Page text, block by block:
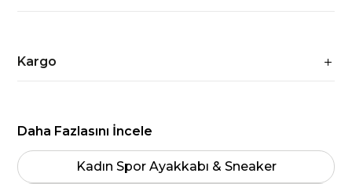
Kargo
Daha Fazlasını İncele
Kadın Spor Ayakkabı & Sneaker